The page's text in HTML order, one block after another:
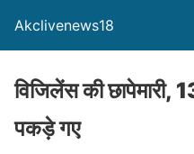
Akclivenews18
विजिलेंस की छापेमारी,
पकड़े गए